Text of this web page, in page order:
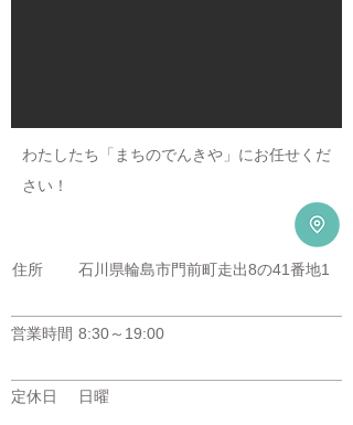
わたしたち「まちのでんきや」にお任せくだ
さい！
住所 石川県輪島市門前町走出8の41番地1
​営業時間 8:30～19:00
​定休日 日曜